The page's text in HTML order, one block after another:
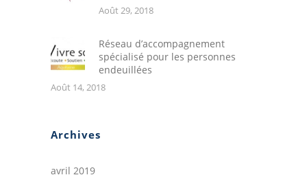
Août 29, 2018
Réseau d’accompagnement
spécialisé pour les personnes
endeuillées
Août 14, 2018
Archives
avril 2019